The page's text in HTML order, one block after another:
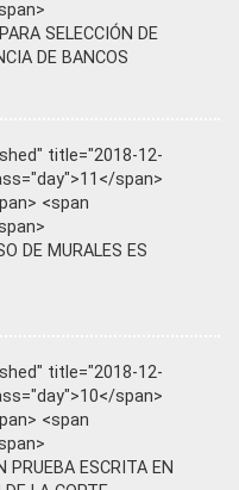
SELECCIÓN DE
DE BANCOS
title="2018-12-
span>
<span
DE MURALES ES
title="2018-12-
span>
<span
PRUEBA ESCRITA EN